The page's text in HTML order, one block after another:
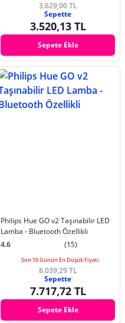
3.629,00 TL
Sepette
3.520,13 TL
Sepete Ekle
Philips Hue GO v2 Taşınabilir LED
Lamba - Bluetooth Özellikli
4.6
(15)
Son 10 Günün En Düşük Fiyatı
8.039,29 TL
Sepette
7.717,72 TL
Sepete Ekle